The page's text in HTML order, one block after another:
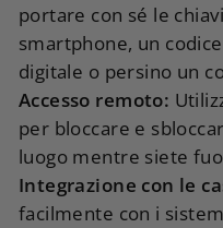
portare con sé le
smartphone, un
digitale o persino un
Accesso remoto:
per bloccare e
luogo mentre siete
Integrazione con le
facilmente con i